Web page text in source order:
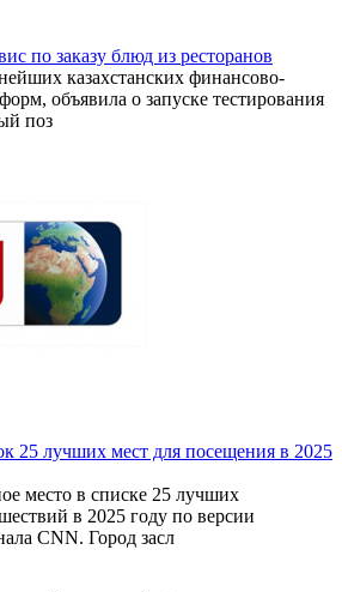
по заказу блюд из ресторанов
казахстанских финансово-
объявила о запуске тестирования
поз
25 лучших мест для посещения в 2025
место в списке 25 лучших
в 2025 году по версии
CNN. Город засл